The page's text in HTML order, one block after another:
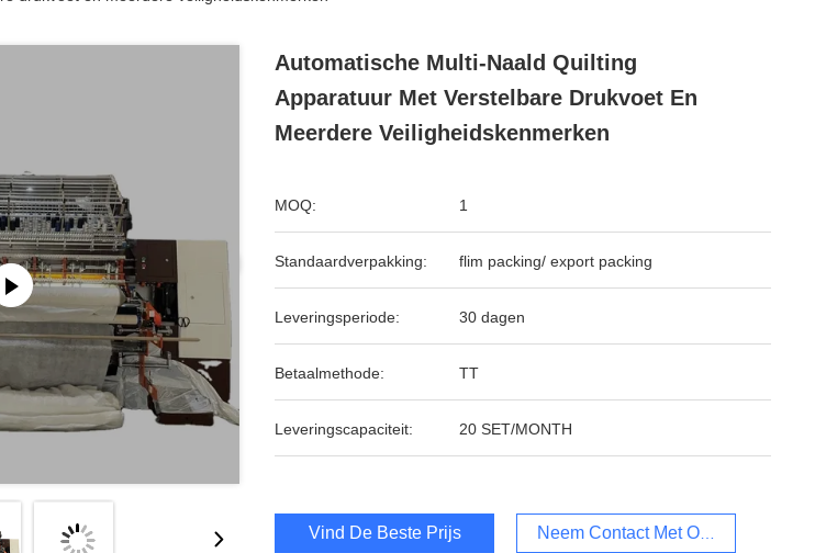
Automatische Multi-Naald Quilting
Apparatuur Met Verstelbare Drukvoet En
Meerdere Veiligheidskenmerken
MOQ: 1
Standaardverpakking: flim packing/ export packing
Leveringsperiode: 30 dagen
Betaalmethode: TT
Leveringscapaciteit: 20 SET/MONTH
Vind De Beste Prijs Neem Contact Met Ons Op